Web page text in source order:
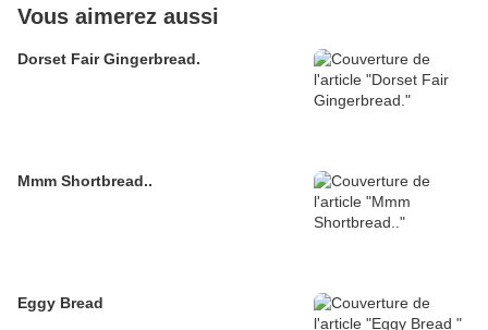
Vous aimerez aussi
Dorset Fair Gingerbread.
Mmm Shortbread..
Eggy Bread